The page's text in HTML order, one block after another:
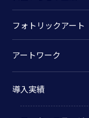
フォトリックアート
アートワーク
導入実績